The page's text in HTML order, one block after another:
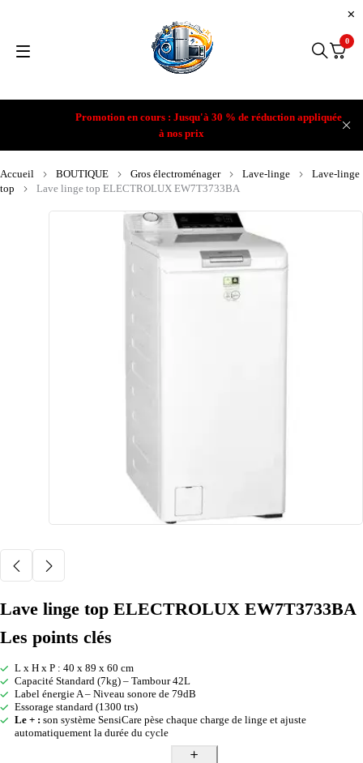
Promotion en cours : Jusqu'à 30 % de réduction appliquée
à nos prix
0
Accueil BOUTIQUE Gros électroménager Lave-linge
Lave-linge
top
Lave linge top ELECTROLUX EW7T3733BA
Lave linge top ELECTROLUX EW7T3733BA
Les points clés
L x H x P : 40 x 89 x 60 cm
Capacité Standard (7kg) – Tambour 42L
Label énergie A – Niveau sonore de 79dB
Essorage standard (1300 trs)
Le + : son système SensiCare pèse chaque charge de linge et ajuste
automatiquement la durée du cycle